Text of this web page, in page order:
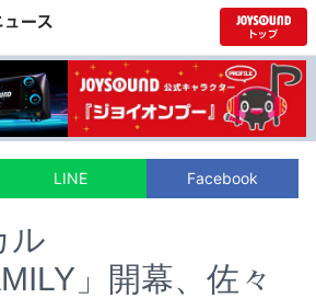
LINE Facebook
ル
」開幕、佐々